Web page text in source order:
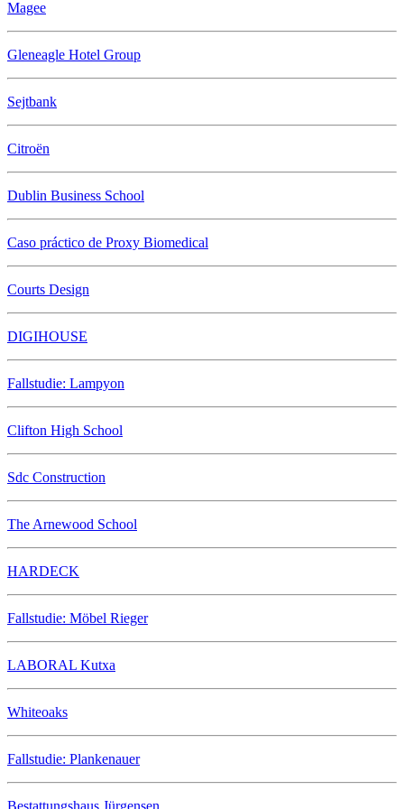
Magee
Gleneagle Hotel Group
Sejtbank
Citroën
Dublin Business School
Caso práctico de Proxy Biomedical
Courts Design
DIGIHOUSE
Fallstudie: Lampyon
Clifton High School
Sdc Construction
The Arnewood School
HARDECK
Fallstudie: Möbel Rieger
LABORAL Kutxa
Whiteoaks
Fallstudie: Plankenauer
Bestattungshaus Jürgensen